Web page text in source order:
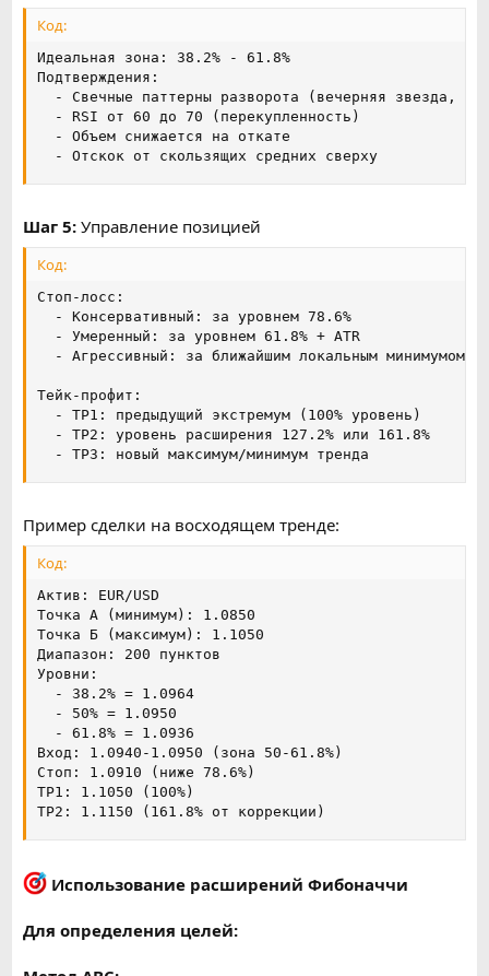
Код:
Идеальная зона: 38.2% - 61.8%
Подтверждения:
- Свечные паттерны разворота (вечерняя звезда,
  - RSI от 60 до 70 (перекупленность)
  - Объем снижается на откате
  - Отскок от скользящих средних сверху
Шаг 5: Управление позицией
Код:
Стоп-лосс:
  - Консервативный: за уровнем 78.6%
  - Умеренный: за уровнем 61.8% + ATR
- Агрессивный: за ближайшим локальным минимумом/
Тейк-профит:
  - TP1: предыдущий экстремум (100% уровень)
  - TP2: уровень расширения 127.2% или 161.8%
  - TP3: новый максимум/минимум тренда
Пример сделки на восходящем тренде:
Код:
Актив: EUR/USD
Точка А (минимум): 1.0850
Точка Б (максимум): 1.1050
Диапазон: 200 пунктов
Уровни:
  - 38.2% = 1.0964
  - 50% = 1.0950
  - 61.8% = 1.0936
Вход: 1.0940-1.0950 (зона 50-61.8%)
Стоп: 1.0910 (ниже 78.6%)
TP1: 1.1050 (100%)
TP2: 1.1150 (161.8% от коррекции)
Использование расширений Фибоначчи
Для определения целей: